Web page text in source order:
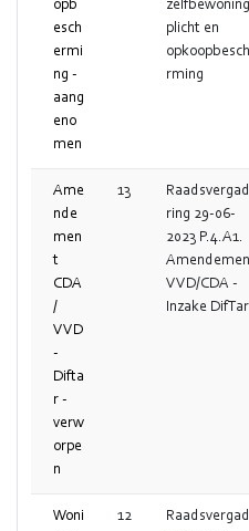
opb
esch
ermi
ng -
aang
eno
men
plicht en
rming
Ame
nde
men
t
CDA
/
VVD
-
Difta
r -
verw
orpe
n
13
ring 29-06-
2023 P.4.A1.
VVD/CDA -
Inzake DifTar
Woni
12